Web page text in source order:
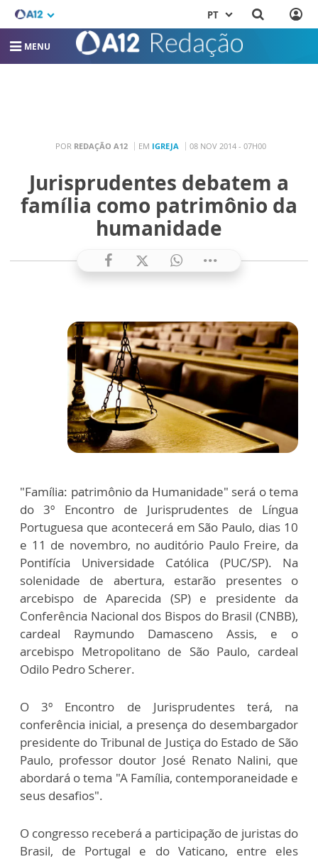
PT
MENU
POR REDAÇÃO A12 EM IGREJA 08 NOV 2014 - 07H00
Jurisprudentes debatem a
família como patrimônio da
humanidade
"Família: patrimônio da Humanidade" será o tema
do 3º Encontro de Jurisprudentes de Língua
Portuguesa que acontecerá em São Paulo, dias 10
e 11 de novembro, no auditório Paulo Freire, da
Pontifícia Universidade Católica (PUC/SP). Na
solenidade de abertura, estarão presentes o
arcebispo de Aparecida (SP) e presidente da
Conferência Nacional dos Bispos do Brasil (CNBB),
cardeal Raymundo Damasceno Assis, e o
arcebispo Metropolitano de São Paulo, cardeal
Odilo Pedro Scherer.
O 3º Encontro de Jurisprudentes terá, na
conferência inicial, a presença do desembargador
presidente do Tribunal de Justiça do Estado de São
Paulo, professor doutor José Renato Nalini, que
abordará o tema "A Família, contemporaneidade e
seus desafios".
O congresso receberá a participação de juristas do
Brasil, de Portugal e do Vaticano, entre eles